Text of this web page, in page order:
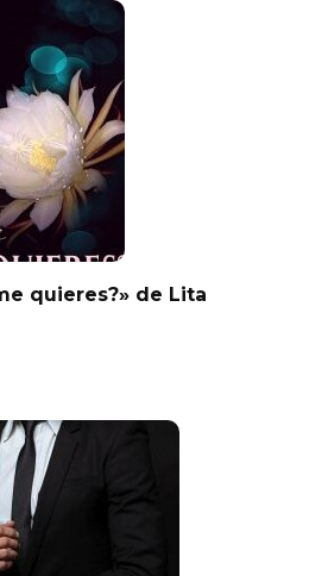
quieres?» de Lita